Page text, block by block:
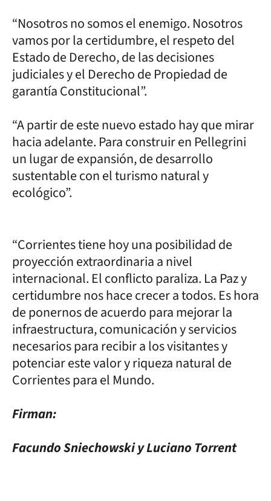
“Nosotros no somos el enemigo. Nosotros
vamos por la certidumbre, el respeto del
Estado de Derecho, de las decisiones
judiciales y el Derecho de Propiedad de
garantía Constitucional”.
“A partir de este nuevo estado hay que mirar
hacia adelante. Para construir en Pellegrini
un lugar de expansión, de desarrollo
sustentable con el turismo natural y
ecológico”.
“Corrientes tiene hoy una posibilidad de
proyección extraordinaria a nivel
internacional. El conflicto paraliza. La Paz y
certidumbre nos hace crecer a todos. Es hora
de ponernos de acuerdo para mejorar la
infraestructura, comunicación y servicios
necesarios para recibir a los visitantes y
potenciar este valor y riqueza natural de
Corrientes para el Mundo.
Firman:
Facundo Sniechowski y Luciano Torrent